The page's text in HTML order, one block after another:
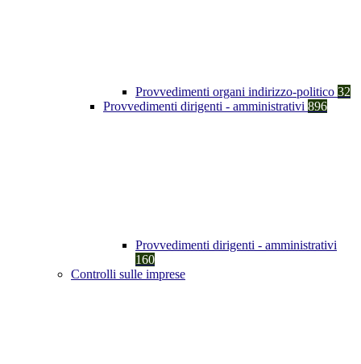
Provvedimenti organi indirizzo-politico 32
Provvedimenti dirigenti - amministrativi 896
Provvedimenti dirigenti - amministrativi
160
Controlli sulle imprese